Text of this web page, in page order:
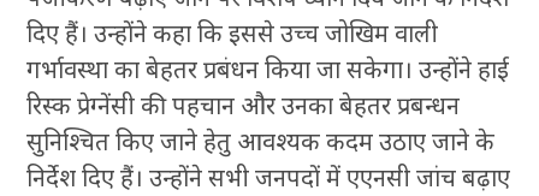
दिए हैं। उन्होंने कहा कि इससे उच्च जोखिम वाली
गर्भावस्था का बेहतर प्रबंधन किया जा सकेगा। उन्होंने हाई
रिस्क प्रेग्नेंसी की पहचान और उनका बेहतर प्रबन्धन
सुनिश्चित किए जाने हेतु आवश्यक कदम उठाए जाने के
निर्देश दिए हैं। उन्होंने सभी जनपदों में एएनसी जांच बढ़ाए